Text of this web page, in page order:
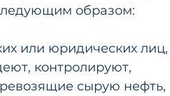
образом:
или юридических лиц,
контролируют,
сырую нефть,